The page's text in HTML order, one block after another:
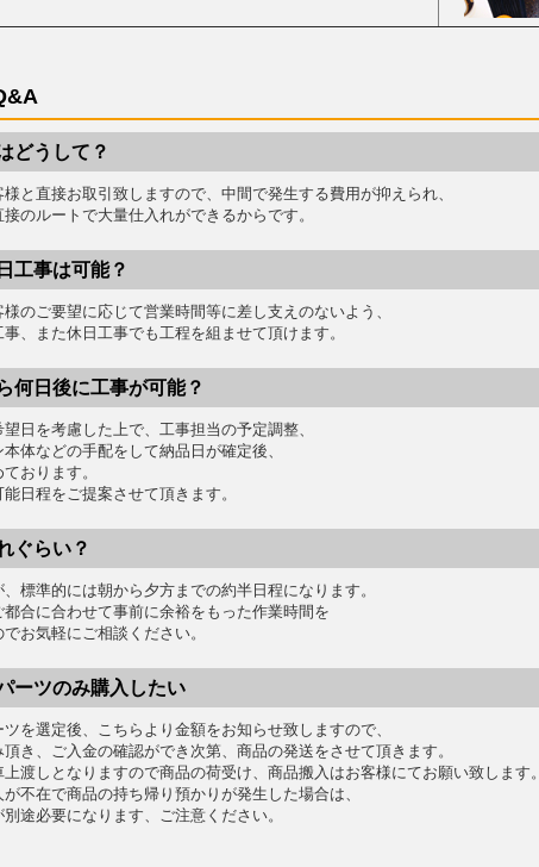
どうして？
と直接お取引致しますので、中間で発生する費用が抑えられ、
のルートで大量仕入れができるからです。
工事は可能？
のご要望に応じて営業時間等に差し支えのないよう、
、また休日工事でも工程を組ませて頂けます。
何日後に工事が可能？
日を考慮した上で、工事担当の予定調整、
体などの手配をして納品日が確定後、
おります。
日程をご提案させて頂きます。
ぐらい？
標準的には朝から夕方までの約半日程になります。
合に合わせて事前に余裕をもった作業時間を
お気軽にご相談ください。
ーツのみ購入したい
を選定後、こちらより金額をお知らせ致しますので、
き、ご入金の確認ができ次第、商品の発送をさせて頂きます。
渡しとなりますので商品の荷受け、商品搬入はお客様にてお願い致します。
不在で商品の持ち帰り預かりが発生した場合は、
途必要になります、ご注意ください。